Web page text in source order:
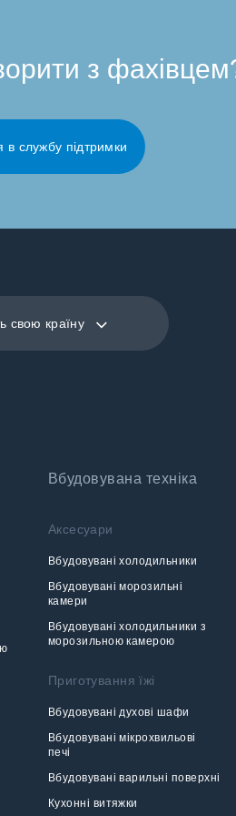
з
в службу підтримки
свою країну
Вбудовувана техніка
Аксесуари
Вбудовувані холодильники
Вбудовувані морозильні
камери
Вбудовувані холодильники з
морозильною камерою
Приготування їжі
Вбудовувані духові шафи
Вбудовувані мікрохвильові
печі
Вбудовувані варильні поверхні
Кухонні витяжки